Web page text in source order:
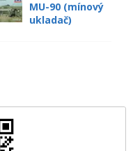
MU-90 (mínový
ukladač)